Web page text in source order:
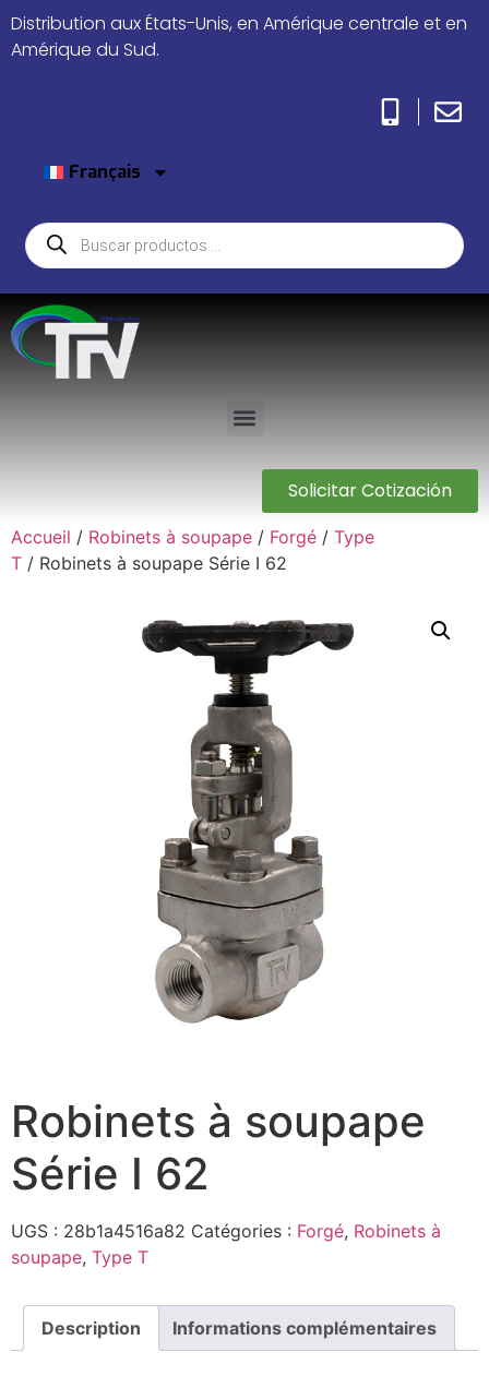
Distribution aux États-Unis, en Amérique centrale et en
Amérique du Sud.
Français
Solicitar Cotización
Accueil / Robinets à soupape / Forgé / Type
T / Robinets à soupape Série I 62
Robinets à soupape
Série I 62
UGS : 28b1a4516a82 Catégories : Forgé, Robinets à
soupape, Type T
Description Informations complémentaires